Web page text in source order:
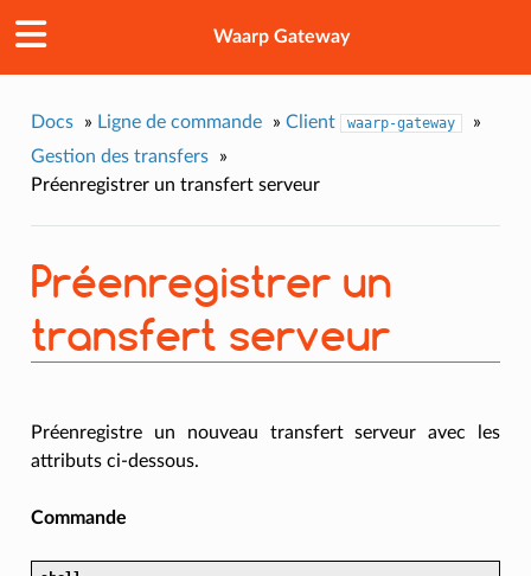
Waarp Gateway
Docs » Ligne de commande » Client waarp-gateway
»
Gestion des transfers
»
Préenregistrer un transfert serveur
Préenregistrer un
transfert serveur
Préenregistre un nouveau transfert serveur avec les
attributs ci-dessous.
Commande